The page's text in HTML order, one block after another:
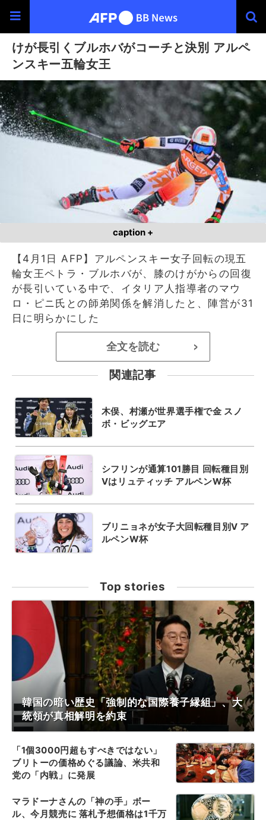
けが長引くブルホバがコーチと決別 アルペ
ンスキー五輪女王
caption +
【4月1日 AFP】アルペンスキー女子回転の現五
輪女王ペトラ・ブルホバが、膝のけがからの回復
が長引いている中で、イタリア人指導者のマウ
ロ・ピニ氏との師弟関係を解消したと、陣営が31
日に明らかにした
全文を読む >
関連記事
木俣、村瀬が世界選手権で金 スノ
ボ・ビッグエア
シフリンが通算101勝目 回転種目別
Vはリュティッチ アルペンW杯
ブリニョネが女子大回転種目別V ア
ルペンW杯
Top stories
韓国の暗い歴史「強制的な国際養子縁組」、大
統領が真相解明を約束
「1個3000円超もすべきではない」
ブリトーの価格めぐる議論、米共和
党の「内戦」に発展
マラドーナさんの「神の手」ボー
ル、今月競売に 落札予想価格は1千万